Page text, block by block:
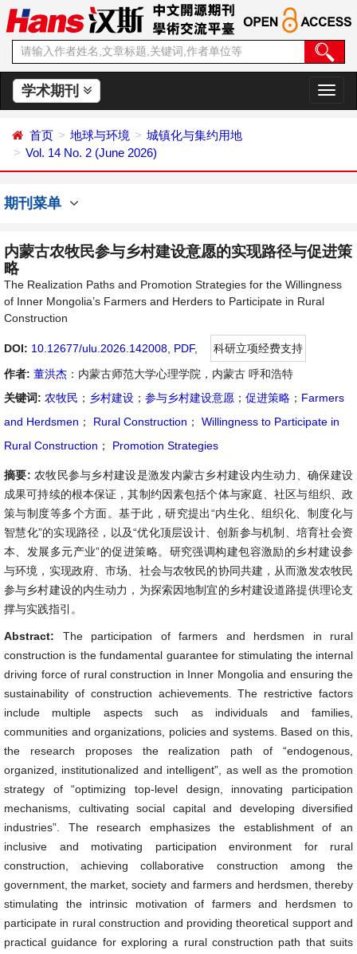
学术期刊
切
换
首页 地球与环境
城镇化与集约用地
Vol. 14 No. 2 (June 2026)
期刊菜单
内蒙古农牧民参与乡村建设意愿的实现路径与促进策
略
The Realization Paths and Promotion Strategies for the Willingness
of Inner Mongolia’s Farmers and Herders to Participate in Rural
Construction
DOI: 10.12677/ulu.2026.142008 PDF,
科研立项经费支持
作者: 董洪杰 ：内蒙古师范大学心理学院，内蒙古 呼和浩特
关键词: 农牧民 ； 乡村建设 ； 参与乡村建设意愿 ； 促进策略 ； Farmers
and Herdsmen ； Rural Construction ；
Willingness to Participate in
Rural Construction ； Promotion Strategies
摘要: 农牧民参与乡村建设是激发内蒙古乡村建设内生动力、确保建设
成果可持续的根本保证，其制约因素包括个体与家庭、社区与组织、政
策与制度等多个方面。基于此，研究提出“内生化、组织化、制度化与
智慧化”的实现路径，以及“优化顶层设计、创新参与机制、培育社会资
本、发展多元产业”的促进策略。研究强调构建包容激励的乡村建设参
与环境，实现政府、市场、社会与农牧民的协同共建，从而激发农牧民
参与乡村建设的内生动力，为探索因地制宜的乡村建设道路提供理论支
撑与实践指引。
Abstract: The participation of farmers and herdsmen in rural
construction is the fundamental guarantee for stimulating the internal
driving force of rural construction in Inner Mongolia and ensuring the
sustainability of construction achievements. The restrictive factors
include multiple aspects such as individuals and families,
communities and organizations, policies and systems. Based on this,
the research proposes the realization path of “endogenous,
organized, institutionalized and intelligent”, as well as the promotion
strategy of “optimizing top-level design, innovating participation
mechanisms, cultivating social capital and developing diversified
industries”. The research emphasizes the establishment of an
inclusive and motivating participation environment for rural
construction, achieving collaborative construction among the
government, the market, society and farmers and herdsmen, thereby
stimulating the intrinsic motivation of farmers and herdsmen to
participate in rural construction and providing theoretical support and
practical guidance for exploring a rural construction path that suits